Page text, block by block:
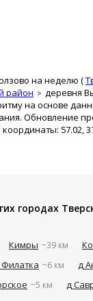
на неделю (
район деревня
на основе
Обновление
57.02,
городах
Кимры ~39 км
~6 км д
~5 км д